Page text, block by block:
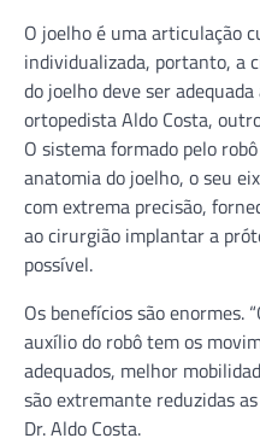
O joelho é uma articulação
individualizada, portanto, a
do joelho deve ser
ortopedista Aldo Costa,
O sistema formado pelo
anatomia do joelho, o seu
com extrema precisão,
ao cirurgião implantar a
possível.
Os benefícios são enormes.
auxílio do robô tem os
adequados, melhor
são extremante reduzidas
Dr. Aldo Costa.